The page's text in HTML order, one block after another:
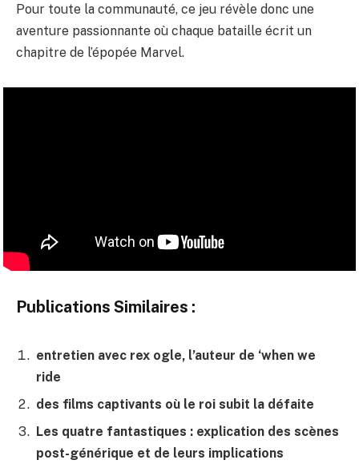
Pour toute la communauté, ce jeu révèle donc une
aventure passionnante où chaque bataille écrit un
chapitre de l’épopée Marvel.
Publications Similaires :
entretien avec rex ogle, l’auteur de ‘when we
ride
des films captivants où le roi subit la défaite
Les quatre fantastiques : explication des scènes
post-générique et de leurs implications